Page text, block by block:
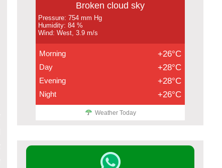
Broken cloud sky
Pressure: 754 mm Hg
Humidity: 84 %
Wind: West, 3.9 m/s
Morning +26°C
Day +28°C
Evening +28°C
Night +26°C
Weather Today